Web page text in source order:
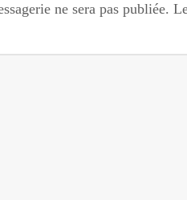
ne sera pas publiée.